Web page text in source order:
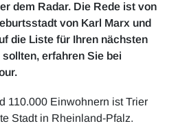
dem Radar. Die Rede ist von
von Karl Marx und
die Liste für Ihren nächsten
erfahren Sie bei
110.000 Einwohnern ist Trier
Stadt in Rheinland-Pfalz.